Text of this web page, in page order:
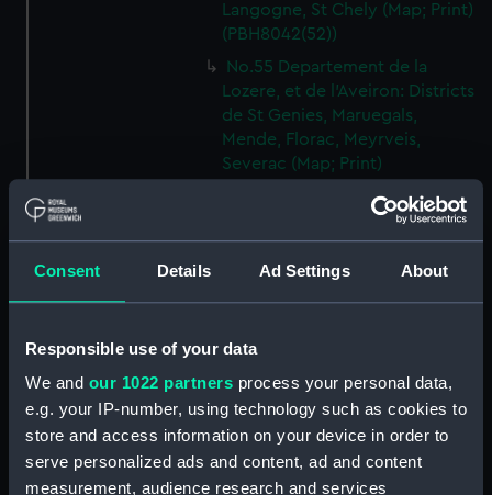
Consent Details Ad Settings About
Responsible use of your data
We and our 1022 partners process your personal data,
e.g. your IP-number, using technology such as cookies to
store and access information on your device in order to
serve personalized ads and content, ad and content
measurement, audience research and services
Langogne, St Chely (Map; Print)
(PBH8042(52))
No.55 Departement de la
Lozere, et de l'Aveiron: Districts
de St Genies, Maruegals,
Mende, Florac, Meyrveis,
Severac (Map; Print)
No.56 Departement de
l'Aveiron, et du Gard: Districts
de Milhau, Vigan, St Affrique
l'Herault: Districts de Lodeve,
Bezier, St Pons (Map; Print)
No.58 Departement de l'Aude:
District de Narbonne (Map;
Print) (PBH8042(56))